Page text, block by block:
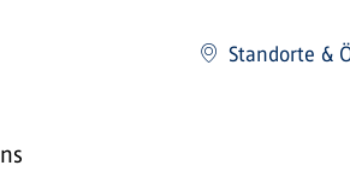
Standorte &